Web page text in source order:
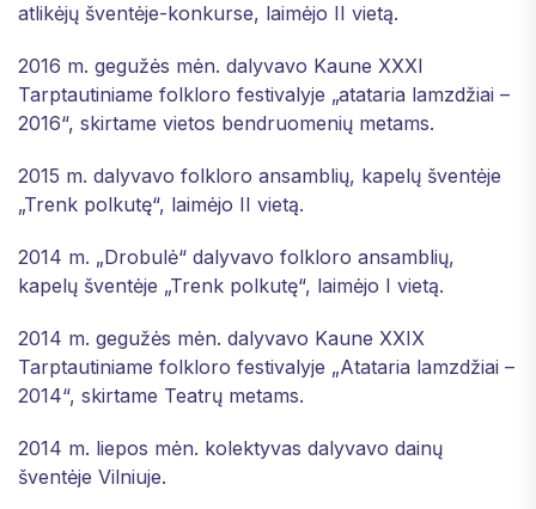
atlikėjų šventėje-konkurse, laimėjo II vietą.
2016 m. gegužės mėn. dalyvavo Kaune XXXI
Tarptautiniame folkloro festivalyje „atataria lamzdžiai –
2016“, skirtame vietos bendruomenių metams.
2015 m. dalyvavo folkloro ansamblių, kapelų šventėje
„Trenk polkutę“, laimėjo II vietą.
2014 m. „Drobulė“ dalyvavo folkloro ansamblių,
kapelų šventėje „Trenk polkutę“, laimėjo I vietą.
2014 m. gegužės mėn. dalyvavo Kaune XXIX
Tarptautiniame folkloro festivalyje „Atataria lamzdžiai –
2014“, skirtame Teatrų metams.
2014 m. liepos mėn. kolektyvas dalyvavo dainų
šventėje Vilniuje.